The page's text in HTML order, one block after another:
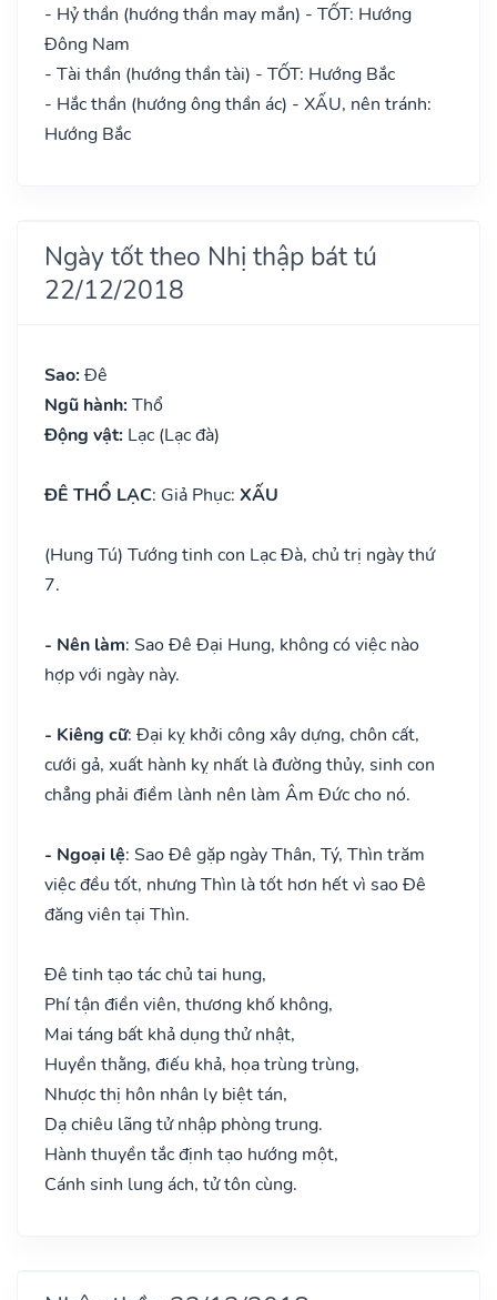
- Hỷ thần (hướng thần may mắn) - TỐT: Hướng
Đông Nam
- Tài thần (hướng thần tài) - TỐT: Hướng Bắc
- Hắc thần (hướng ông thần ác) - XẤU, nên tránh:
Hướng Bắc
Ngày tốt theo Nhị thập bát tú
22/12/2018
Sao: Đê
Ngũ hành: Thổ
Động vật: Lạc (Lạc đà)
ĐÊ THỔ LẠC: Giả Phục: XẤU
(Hung Tú) Tướng tinh con Lạc Đà, chủ trị ngày thứ
7.
- Nên làm: Sao Đê Đại Hung, không có việc nào
hợp với ngày này.
- Kiêng cữ: Đại kỵ khởi công xây dựng, chôn cất,
cưới gả, xuất hành kỵ nhất là đường thủy, sinh con
chẳng phải điềm lành nên làm Âm Đức cho nó.
- Ngoại lệ: Sao Đê gặp ngày Thân, Tý, Thìn trăm
việc đều tốt, nhưng Thìn là tốt hơn hết vì sao Đê
đăng viên tại Thìn.
Đê tinh tạo tác chủ tai hung,
Phí tận điền viên, thương khố không,
Mai táng bất khả dụng thử nhật,
Huyền thằng, điếu khả, họa trùng trùng,
Nhược thị hôn nhân ly biệt tán,
Dạ chiêu lãng tử nhập phòng trung.
Hành thuyền tắc định tạo hướng một,
Cánh sinh lung ách, tử tôn cùng.